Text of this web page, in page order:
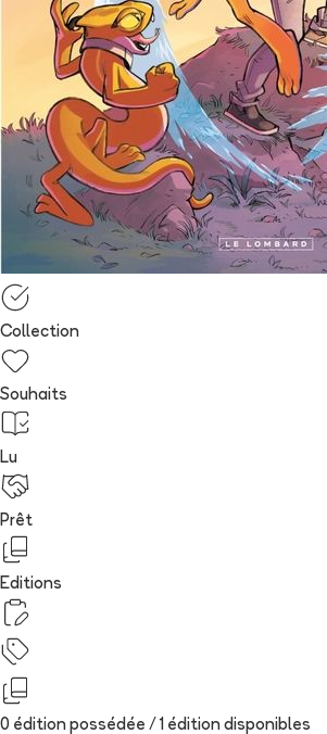
Collection
Souhaits
Lu
Prêt
Editions
0 édition possédée / 1 édition disponibles